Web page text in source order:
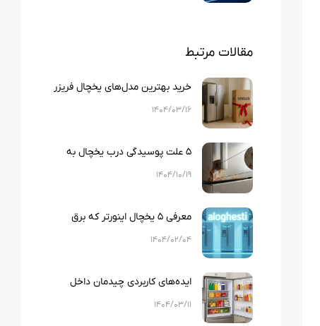
مقالات مرتبط
خرید بهترین مدل‌های یخچال فریزر
برای جهیزیه
۱۴۰۴/۰۳/۱۶
۵ علت پوسیدگی درب یخچال به
همراه راه جلوگیری از پوسیدگی
۱۴۰۴/۱۰/۱۹
معرفی ۵ یخچال اینورتر که برق
کمتری مصرف می‌کنند!
۱۴۰۴/۰۲/۰۴
ایده‌های کاربردی چیدمان داخل
یخچال برای جهیزیه عروس
۱۴۰۴/۰۳/۱۱